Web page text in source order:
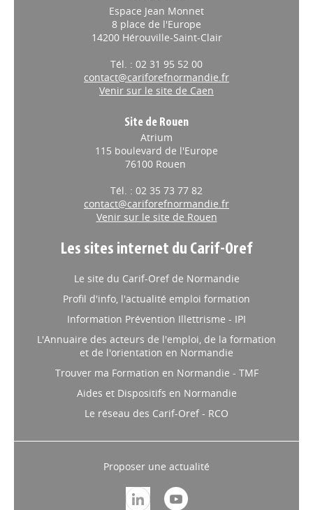
Site de Caen
Espace Jean Monnet
8 place de l'Europe
Tél. : 02 31 95 52 00
contact@cariforefnormandie.fr
Site de Rouen
Atrium
115 boulevard de l'Europe
Tél. : 02 35 73 77 82
contact@cariforefnormandie.fr
L'Annuaire des acteurs de l'emploi, de la formation